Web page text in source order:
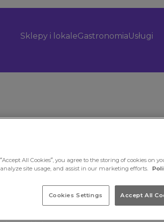
Sklepy i lokaleGastronomiaUsługi
RTV
ofercie
All Cookies”, you agree to the storing of cookies on
site usage, and assist in our marketing efforts.
Cookies Settings Accept All